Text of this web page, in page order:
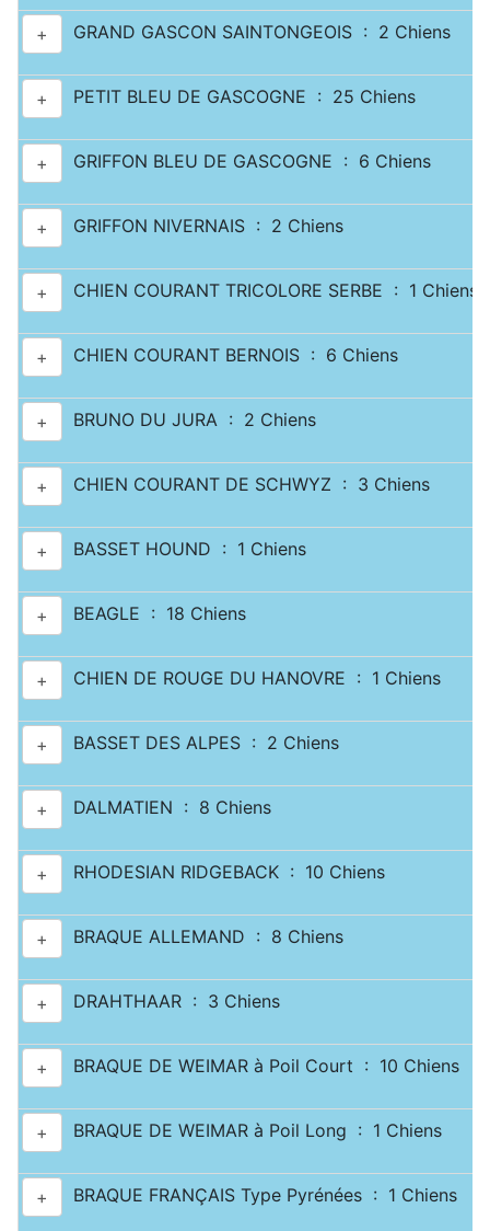
+ GRAND GASCON SAINTONGEOIS : 2 Chiens
+ PETIT BLEU DE GASCOGNE : 25 Chiens
+ GRIFFON BLEU DE GASCOGNE : 6 Chiens
+ GRIFFON NIVERNAIS : 2 Chiens
+ CHIEN COURANT TRICOLORE SERBE : 1 Chiens
+ CHIEN COURANT BERNOIS : 6 Chiens
+ BRUNO DU JURA : 2 Chiens
+ CHIEN COURANT DE SCHWYZ : 3 Chiens
+ BASSET HOUND : 1 Chiens
+ BEAGLE : 18 Chiens
+ CHIEN DE ROUGE DU HANOVRE : 1 Chiens
+ BASSET DES ALPES : 2 Chiens
+ DALMATIEN : 8 Chiens
+ RHODESIAN RIDGEBACK : 10 Chiens
+ BRAQUE ALLEMAND : 8 Chiens
+ DRAHTHAAR : 3 Chiens
+ BRAQUE DE WEIMAR à Poil Court : 10 Chiens
+ BRAQUE DE WEIMAR à Poil Long : 1 Chiens
+ BRAQUE FRANÇAIS Type Pyrénées : 1 Chiens